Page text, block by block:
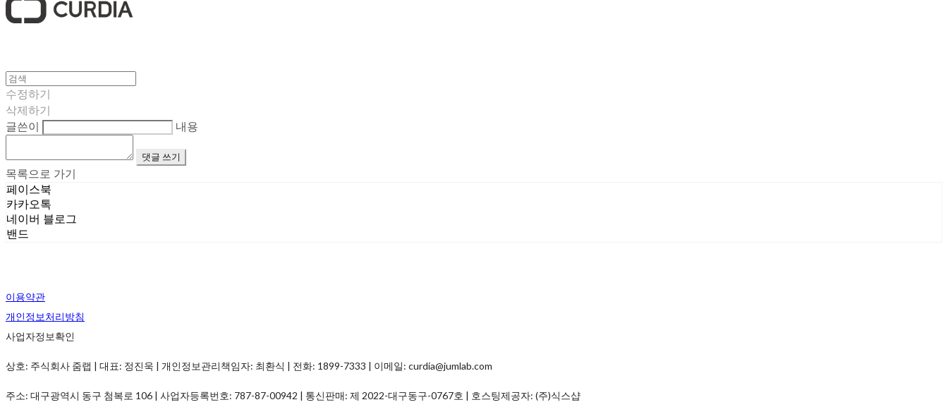
수정하기
삭제하기
글쓴이
내용
댓글 쓰기
목록으로 가기
페이스북
카카오톡
네이버 블로그
밴드
이용약관
개인정보처리방침
사업자정보확인
상호: 주식회사 줌랩 | 대표: 정진욱 | 개인정보관리책임자: 최환식 | 전화: 1899-7333 | 이메일: curdia@jumlab.com
주소: 대구광역시 동구 첨복로 106 | 사업자등록번호: 787-87-00942 | 통신판매: 제 2022-대구동구-0767호 | 호스팅제공자: (주)식스샵